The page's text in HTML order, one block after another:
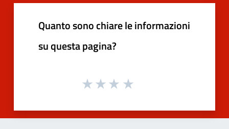
Quanto sono chiare le informazioni
su questa pagina?